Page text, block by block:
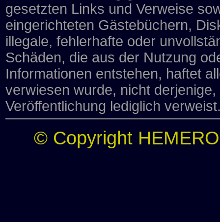
gesetzten Links und Verweise
eingerichteten Gästebüchern,
illegale, fehlerhafte oder
Schäden, die aus der Nutzung
Informationen entstehen, haftet
verwiesen wurde, nicht
Veröffentlichung lediglich
© Copyright